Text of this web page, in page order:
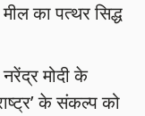
का पत्थर सिद्ध
मोदी के
के संकल्प को